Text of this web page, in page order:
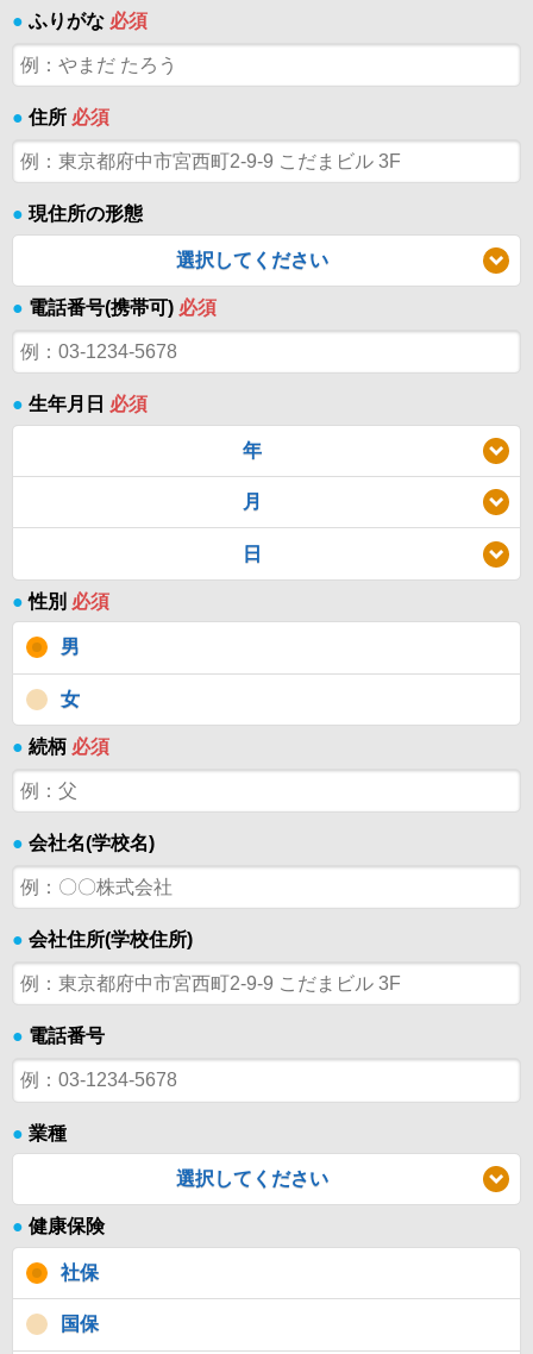
● ふりがな 必須
● 住所 必須
● 現住所の形態
選択してください
● 電話番号(携帯可) 必須
● 生年月日 必須
年
月
日
● 性別 必須
男
女
● 続柄 必須
● 会社名(学校名)
● 会社住所(学校住所)
● 電話番号
● 業種
選択してください
● 健康保険
社保
国保